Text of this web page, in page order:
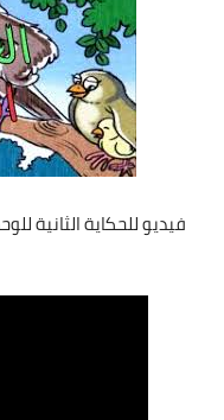
فيديو للحكاية الثانية